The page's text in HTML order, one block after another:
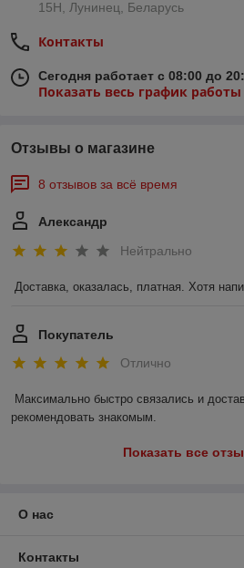
15Н, Лунинец, Беларусь
Контакты
Сегодня работает с 08:00 до
Показать весь график работы
Отзывы о магазине
8 отзывов за всё время
Александр
Нейтрально
Доставка, оказалась, платная. Хотя
Покупатель
Отлично
Максимально быстро связались и
рекомендовать знакомым.
Показать все
О нас
Контакты